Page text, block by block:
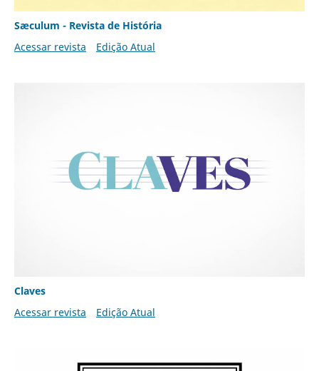
Sæculum - Revista de História
Acessar revista
Edição Atual
Claves
Acessar revista
Edição Atual